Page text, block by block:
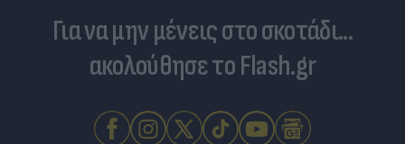
Για να μην μένεις στο σκοτάδι...
ακολούθησε το Flash.gr